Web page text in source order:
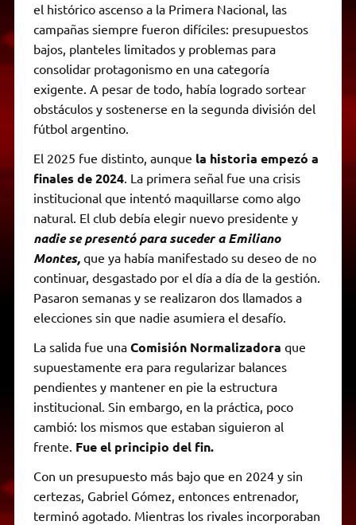
el histórico ascenso a la Primera Nacional, las
campañas siempre fueron difíciles: presupuestos
bajos, planteles limitados y problemas para
consolidar protagonismo en una categoría
exigente. A pesar de todo, había logrado sortear
obstáculos y sostenerse en la segunda división del
fútbol argentino.
El 2025 fue distinto, aunque la historia empezó a
finales de 2024. La primera señal fue una crisis
institucional que intentó maquillarse como algo
natural. El club debía elegir nuevo presidente y
nadie se presentó para suceder a Emiliano
Montes,que ya había manifestado su deseo de no
continuar, desgastado por el día a día de la gestión.
Pasaron semanas y se realizaron dos llamados a
elecciones sin que nadie asumiera el desafío.
La salida fue una Comisión Normalizadora que
supuestamente era para regularizar balances
pendientes y mantener en pie la estructura
institucional. Sin embargo, en la práctica, poco
cambió: los mismos que estaban siguieron al
frente. Fue el principio del fin.
Con un presupuesto más bajo que en 2024 y sin
certezas, Gabriel Gómez, entonces entrenador,
terminó agotado. Mientras los rivales incorporaban